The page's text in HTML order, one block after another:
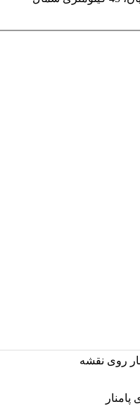
روی نقشه